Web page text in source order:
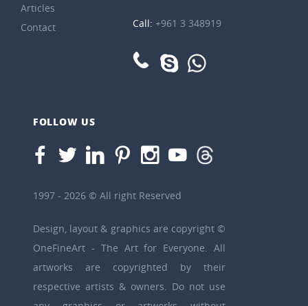
Articles
Contact
Call:+961 3 348919
FOLLOW US
1997 - 2026 © All right Reserved
Design, layout & graphics are copyright ©
OneFineArt - The Art for Everyone. All
artworks are copyrighted by their
respective artists & owners. Do not use